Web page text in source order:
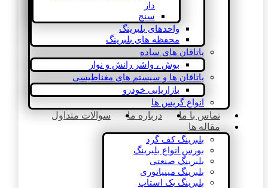
دار
سنج
واحدهای بلبرینگ
محفظه های بلبرینگ
یاتاقان های ساده
بوش ، واشر رانش و نوار
یاتاقان ها و سیستم های مغناطیسی
بازاریابی خودرو
انواع گریس ها
تماس با ما درباره ما
سوالات متداول
مقاله ها
بلبرینگ کف گرد
بورس انواع بلبرینگ
بلبرینگ صنعتی
بلبرینگ مینیاتوری
بلبرینگ بک استاپ